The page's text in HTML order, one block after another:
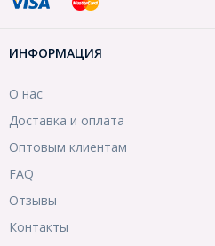
ИНФОРМАЦИЯ
О нас
Доставка и оплата
Оптовым клиентам
FAQ
Отзывы
Контакты